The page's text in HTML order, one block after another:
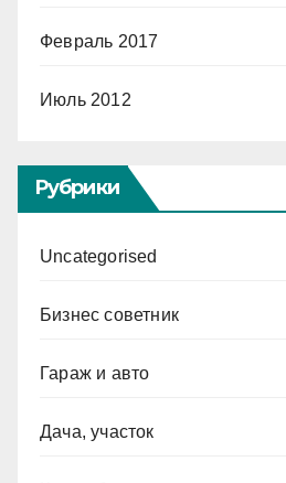
Февраль 2017
Июль 2012
Рубрики
Uncategorised
Бизнес советник
Гараж и авто
Дача, участок